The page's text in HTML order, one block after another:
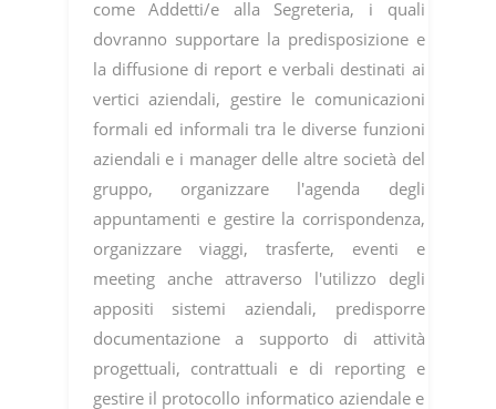
come Addetti/e alla Segreteria, i quali
dovranno supportare la predisposizione e
la diffusione di report e verbali destinati ai
vertici aziendali, gestire le comunicazioni
formali ed informali tra le diverse funzioni
aziendali e i manager delle altre società del
gruppo, organizzare l'agenda degli
appuntamenti e gestire la corrispondenza,
organizzare viaggi, trasferte, eventi e
meeting anche attraverso l'utilizzo degli
appositi sistemi aziendali, predisporre
documentazione a supporto di attività
progettuali, contrattuali e di reporting e
gestire il protocollo informatico aziendale e